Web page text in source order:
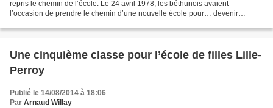
repris le chemin de l’école. Le 24 avril 1978, les béthunois avaient
l’occasion de prendre le chemin d’une nouvelle école pour… devenir
Une cinquième classe pour l’école de filles Lille-
Perroy
Publié le 14/08/2014 à 18:06
Par Arnaud Willay